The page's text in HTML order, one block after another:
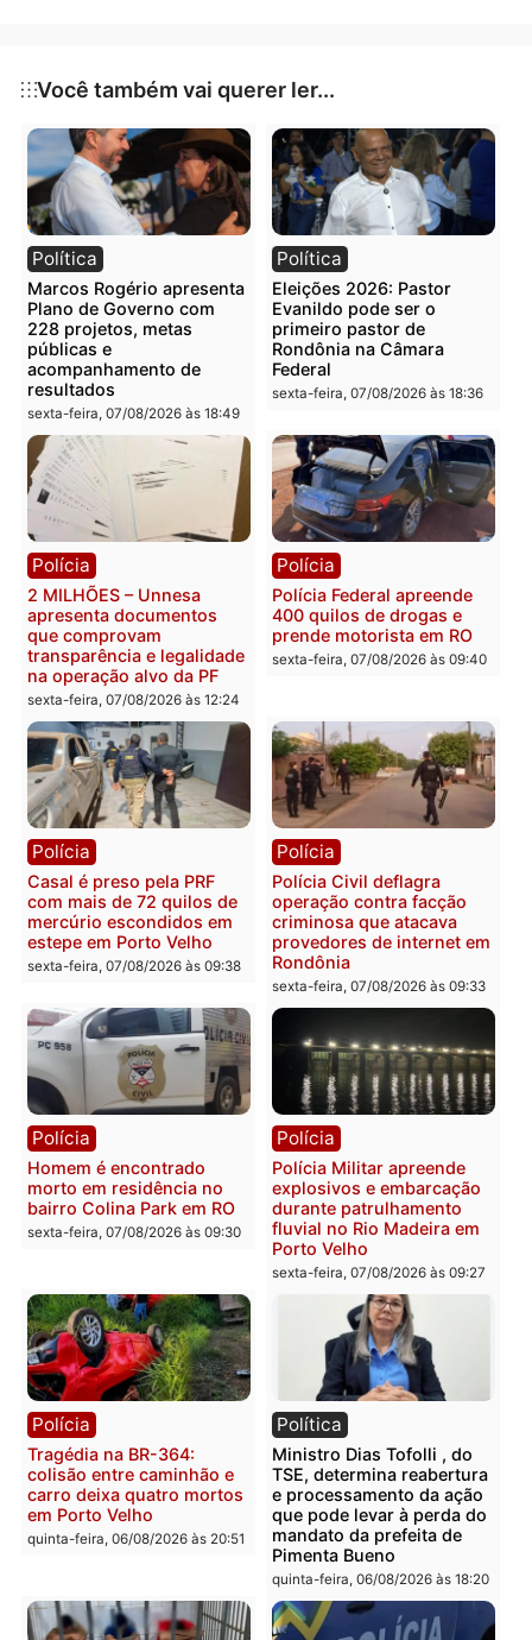
chegue a todos os lares rondonienses, sem exceção.
Publicidade
Categorias
Política
Você também vai querer ler...
Política
Marcos Rogério apresenta
Plano de Governo com
228 projetos, metas
públicas e
acompanhamento de
resultados
sexta-feira, 07/08/2026 às 18:49
Política
Eleições 2026: Pastor
Evanildo pode ser o
primeiro pastor de
Rondônia na Câmara
Federal
sexta-feira, 07/08/2026 às
Polícia
2 MILHÕES – Unnesa
apresenta documentos
que comprovam
transparência e legalidade
sexta-feira, 07/08/2026 às 12:24
Polícia
Polícia Federal apreende
400 quilos de drogas e
prende motorista em RO
sexta-feira, 07/08/2026 às
Polícia
Casal é preso pela PRF
com mais de 72 quilos de
sexta-feira, 07/08/2026 às 09:38
Polícia
Polícia Civil deflagra
operação contra facção
criminosa que atacava
provedores de internet
Rondônia
sexta-feira, 07/08/2026 às
Polícia
Homem é encontrado
morto em residência no
sexta-feira, 07/08/2026 às 09:30
Polícia
Polícia Militar apreende
explosivos e
durante patrulhamento
fluvial no Rio Madeira em
Porto Velho